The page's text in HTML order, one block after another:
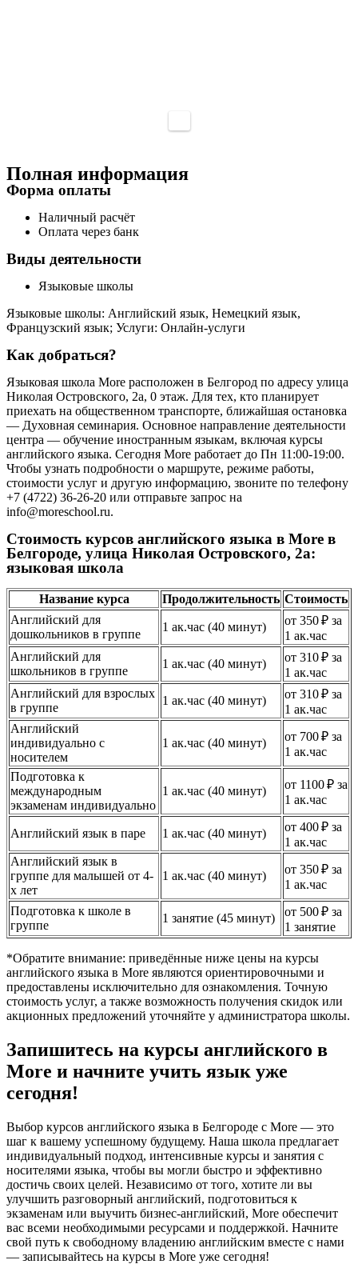
Полная информация
Форма оплаты
Наличный расчёт
Оплата через банк
Виды деятельности
Языковые школы
Языковые школы: Английский язык, Немецкий язык,
Французский язык; Услуги: Онлайн-услуги
Как добраться?
Языковая школа More расположен в Белгород по адресу улица
Николая Островского, 2а, 0 этаж. Для тех, кто планирует
приехать на общественном транспорте, ближайшая остановка
— Духовная семинария. Основное направление деятельности
центра — обучение иностранным языкам, включая курсы
английского языка. Сегодня More работает до Пн 11:00-19:00.
Чтобы узнать подробности о маршруте, режиме работы,
стоимости услуг и другую информацию, звоните по телефону
+7 (4722) 36-26-20 или отправьте запрос на
info@moreschool.ru.
Стоимость курсов английского языка в More в
Белгороде, улица Николая Островского, 2а:
языковая школа
Название курса Продолжительность Стоимость
Английский для
дошкольников в группе
1 ак.час (40 минут)
от 350 ₽ за
1 ак.час
Английский для
школьников в группе
1 ак.час (40 минут)
от 310 ₽ за
1 ак.час
Английский для взрослых
в группе
1 ак.час (40 минут)
от 310 ₽ за
1 ак.час
Английский
индивидуально с
носителем
1 ак.час (40 минут)
от 700 ₽ за
1 ак.час
Подготовка к
международным
экзаменам индивидуально
1 ак.час (40 минут)
от 1100 ₽ за
1 ак.час
Английский язык в паре 1 ак.час (40 минут)
от 400 ₽ за
1 ак.час
Английский язык в
группе для малышей от 4-
х лет
1 ак.час (40 минут)
от 350 ₽ за
1 ак.час
Подготовка к школе в
группе
1 занятие (45 минут)
от 500 ₽ за
1 занятие
*Обратите внимание: приведённые ниже цены на курсы
английского языка в More являются ориентировочными и
предоставлены исключительно для ознакомления. Точную
стоимость услуг, а также возможность получения скидок или
акционных предложений уточняйте у администратора школы.
Запишитесь на курсы английского в
More и начните учить язык уже
сегодня!
Выбор курсов английского языка в Белгороде с More — это
шаг к вашему успешному будущему. Наша школа предлагает
индивидуальный подход, интенсивные курсы и занятия с
носителями языка, чтобы вы могли быстро и эффективно
достичь своих целей. Независимо от того, хотите ли вы
улучшить разговорный английский, подготовиться к
экзаменам или выучить бизнес-английский, More обеспечит
вас всеми необходимыми ресурсами и поддержкой. Начните
свой путь к свободному владению английским вместе с нами
— записывайтесь на курсы в More уже сегодня!